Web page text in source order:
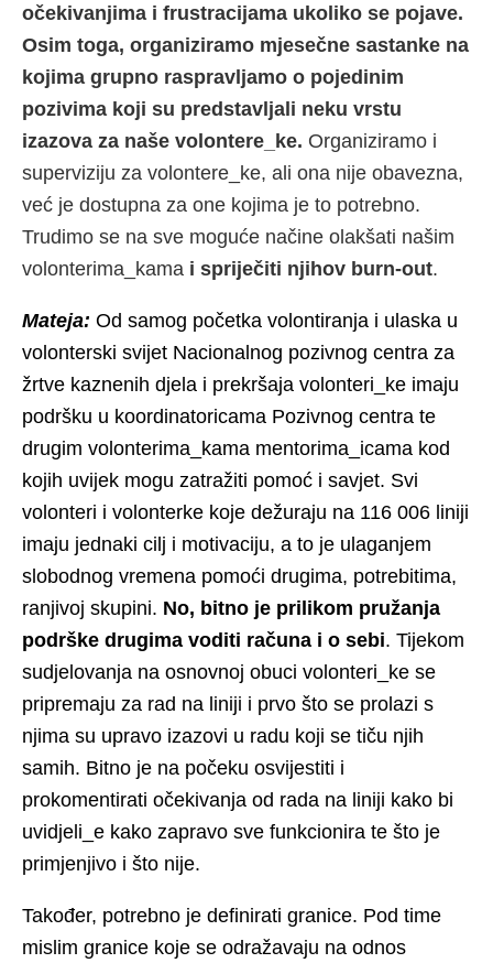
očekivanjima i frustracijama ukoliko se pojave.
Osim toga, organiziramo mjesečne sastanke na
kojima grupno raspravljamo o pojedinim
pozivima koji su predstavljali neku vrstu
izazova za naše volontere_ke. Organiziramo i
superviziju za volontere_ke, ali ona nije obavezna,
već je dostupna za one kojima je to potrebno.
Trudimo se na sve moguće načine olakšati našim
volonterima_kama i spriječiti njihov burn-out.
Mateja: Od samog početka volontiranja i ulaska u
volonterski svijet Nacionalnog pozivnog centra za
žrtve kaznenih djela i prekršaja volonteri_ke imaju
podršku u koordinatoricama Pozivnog centra te
drugim volonterima_kama mentorima_icama kod
kojih uvijek mogu zatražiti pomoć i savjet. Svi
volonteri i volonterke koje dežuraju na 116 006 liniji
imaju jednaki cilj i motivaciju, a to je ulaganjem
slobodnog vremena pomoći drugima, potrebitima,
ranjivoj skupini. No, bitno je prilikom pružanja
podrške drugima voditi računa i o sebi. Tijekom
sudjelovanja na osnovnoj obuci volonteri_ke se
pripremaju za rad na liniji i prvo što se prolazi s
njima su upravo izazovi u radu koji se tiču njih
samih. Bitno je na počeku osvijestiti i
prokomentirati očekivanja od rada na liniji kako bi
uvidjeli_e kako zapravo sve funkcionira te što je
primjenjivo i što nije.
Također, potrebno je definirati granice. Pod time
mislim granice koje se odražavaju na odnos